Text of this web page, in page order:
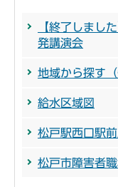
【終了しまし
発講演会
地域から探す（
給水区域図
松戸駅西口駅
松戸市障害者